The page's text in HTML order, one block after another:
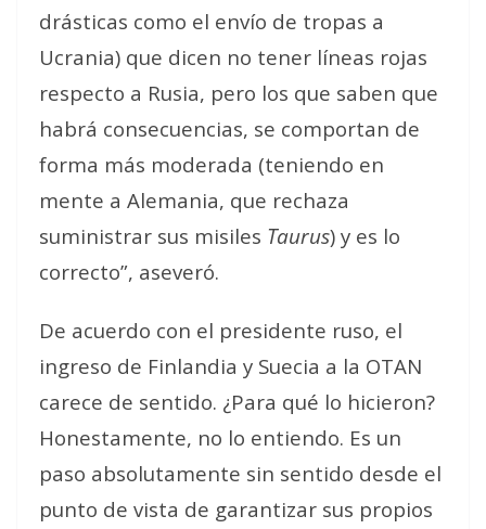
drásticas como el envío de tropas a
Ucrania) que dicen no tener líneas rojas
respecto a Rusia, pero los que saben que
habrá consecuencias, se comportan de
forma más moderada (teniendo en
mente a Alemania, que rechaza
suministrar sus misiles Taurus) y es lo
correcto”, aseveró.
De acuerdo con el presidente ruso, el
ingreso de Finlandia y Suecia a la OTAN
carece de sentido. ¿Para qué lo hicieron?
Honestamente, no lo entiendo. Es un
paso absolutamente sin sentido desde el
punto de vista de garantizar sus propios